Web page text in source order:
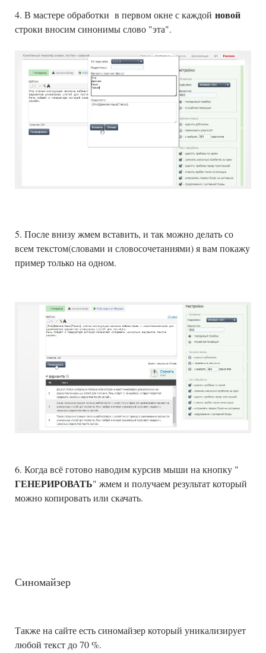
4. В мастере обработки в первом окне с каждой новой
строки вносим синонимы слово "эта".
5. После внизу жмем вставить, и так можно делать со
всем текстом(словами и словосочетаниями) я вам покажу
пример только на одном.
6. Когда всё готово наводим курсив мыши на кнопку "
ГЕНЕРИРОВАТЬ" жмем и получаем результат который
можно копировать или скачать.
Синомайзер
Также на сайте есть синомайзер который уникализирует
любой текст до 70 %.